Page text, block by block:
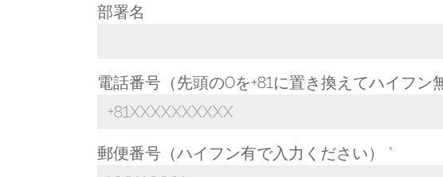
部署名
電話番号（先頭の0を+81に置き換えてハイフン
郵便番号（ハイフン有で入力ください） *